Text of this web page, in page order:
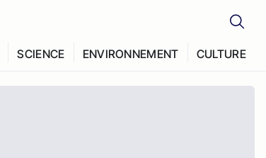
SCIENCE ENVIRONNEMENT CULTURE